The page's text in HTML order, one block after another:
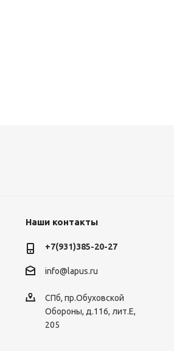
Наши контакты
+7(931)385-20-27
info@lapus.ru
СПб, пр.Обуховской
Обороны, д.116, лит.Е,
205